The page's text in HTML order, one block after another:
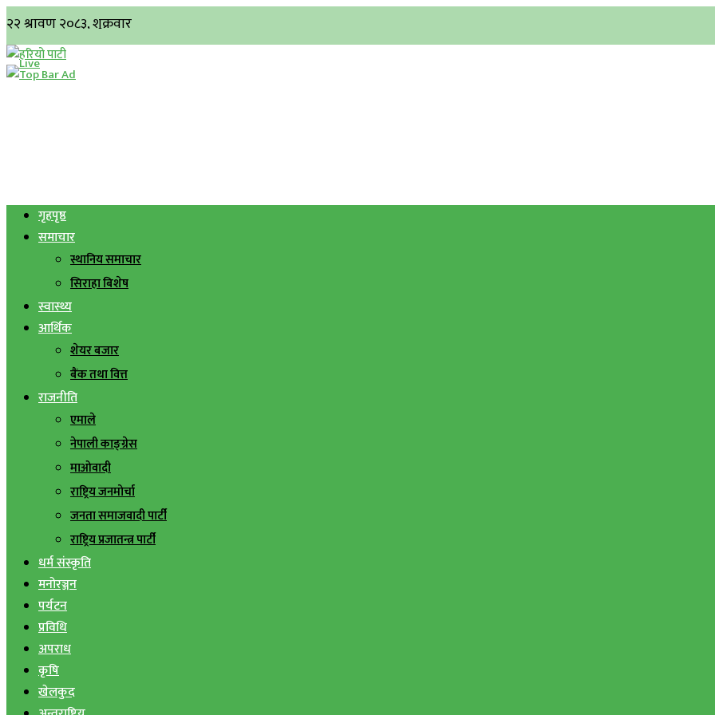
गृहपृष्ठ
समाचार
स्थानिय समाचार
सिराहा बिशेष
स्वास्थ्य
आर्थिक
शेयर बजार
बैंक तथा वित्त
राजनीति
एमाले
नेपाली काङ्ग्रेस
माओवादी
राष्ट्रिय जनमोर्चा
जनता समाजवादी पार्टी
राष्ट्रिय प्रजातन्त्र पार्टी
धर्म संस्कृति
मनोरञ्जन
पर्यटन
प्रविधि
अपराध
कृषि
खेलकुद